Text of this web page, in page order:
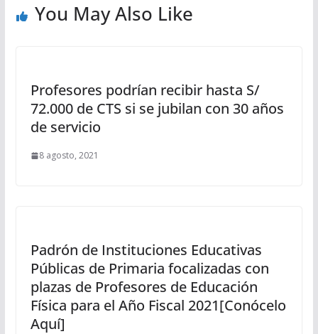
You May Also Like
Profesores podrían recibir hasta S/
72.000 de CTS si se jubilan con 30 años
de servicio
8 agosto, 2021
Padrón de Instituciones Educativas
Públicas de Primaria focalizadas con
plazas de Profesores de Educación
Física para el Año Fiscal 2021[Conócelo
Aquí]